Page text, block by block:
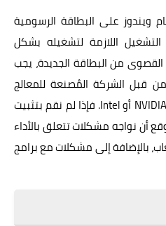
ويندوز على البطاقة الرسومية
اللازمة لتشغيله بشكل
من البطاقة الجديدة، يجب
قبل الشركة المُصنعة للمعالج
الرسومي، سواء كانت AMD أو NVIDIA أو Intel. فإذا لم نقم بتثبيت
أن نواجه مشكلات تتعلق بالأداء
بالإضافة إلى مشكلات مع برامج